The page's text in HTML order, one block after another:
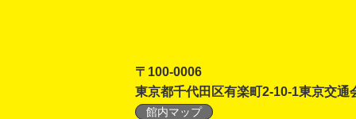
〒100-0006
東京都千代田区有楽町2-10-1東京交通
館内マップ